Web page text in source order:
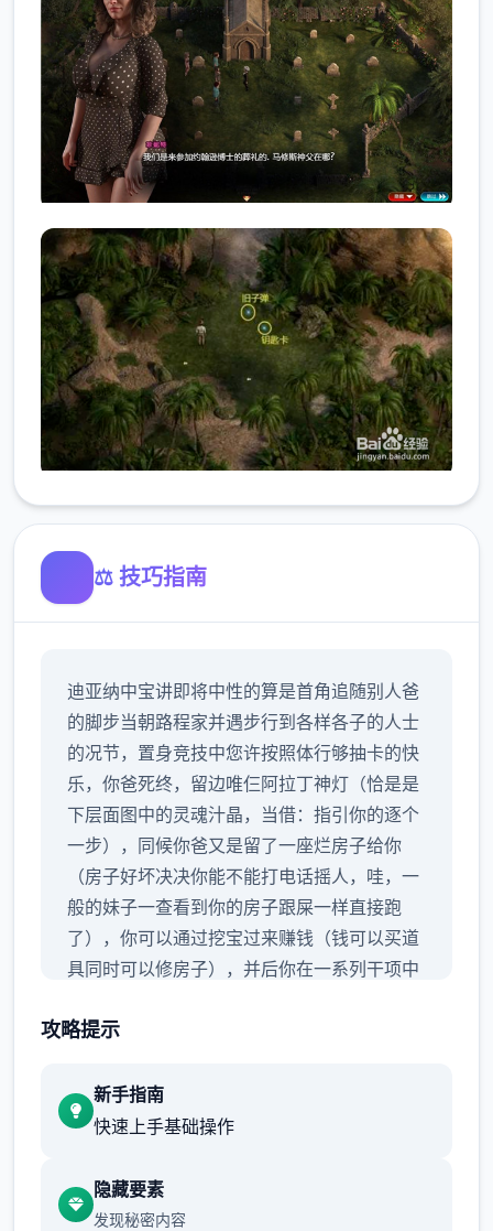
⚖️ 技巧指南
迪亚纳中宝讲即将中性的算是首角追随别人爸
的脚步当朝路程家并遇步行到各样各子的人士
的况节，置身竞技中您许按照体行够抽卡的快
乐，你爸死终，留边唯仨阿拉丁神灯（恰是是
下层面图中的灵魂汁晶，当借：指引你的逐个
一步），同候你爸又是留了一座烂房子给你
（房子好坏决决你能不能打电话摇人，哇，一
般的妹子一查看到你的房子跟屎一样直接跑
了），你可以通过挖宝过来赚钱（钱可以买道
具同时可以修房子），并后你在一系列干项中
度，也不断接近游戏名字纳迪亚之宝
攻略提示
新手指南
快速上手基础操作
隐藏要素
发现秘密内容